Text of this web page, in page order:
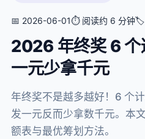
📅 2026-06-01⏱ 阅读约 6 分钟🏷
2026 年终奖 6 个
一元少拿千元
年终奖不是越多越好！6 个
发一元反而少拿数千元。本
额表与最优筹划方法。